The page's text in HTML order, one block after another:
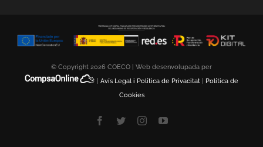
© Copyright 2026 COECO | Web desenvolupada per
Avís Legal i Política de Privacitat
Política de
Cookies
Facebook
TwitterInstagramYouTube